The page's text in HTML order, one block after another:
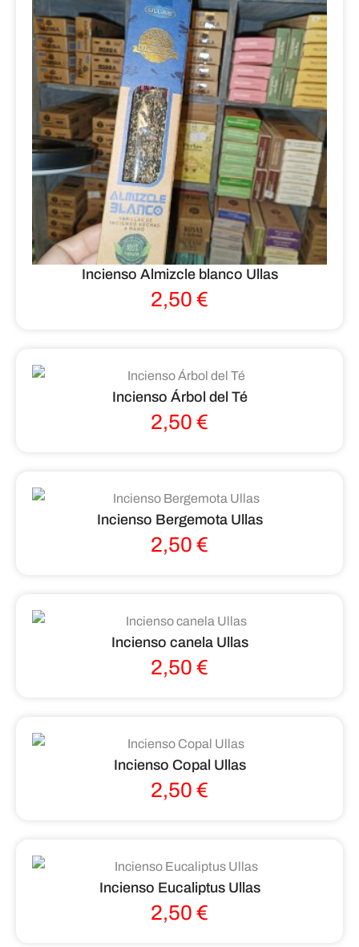
Incienso Almizcle blanco Ullas
2,50 €
Incienso Árbol del Té
2,50 €
Incienso Bergemota Ullas
2,50 €
Incienso canela Ullas
2,50 €
Incienso Copal Ullas
2,50 €
Incienso Eucaliptus Ullas
2,50 €